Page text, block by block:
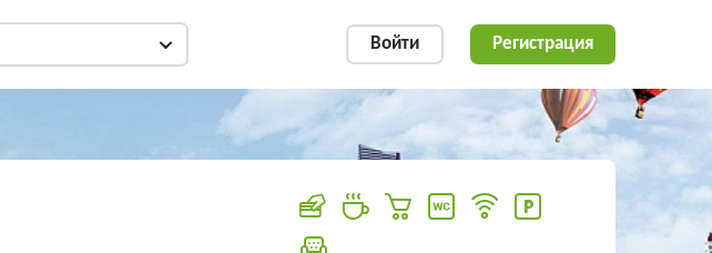
Войти Регистрация